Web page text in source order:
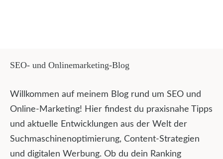
SEO- und Onlinemarketing-Blog
Willkommen auf meinem Blog rund um SEO und
Online-Marketing! Hier findest du praxisnahe Tipps
und aktuelle Entwicklungen aus der Welt der
Suchmaschinenoptimierung, Content-Strategien
und digitalen Werbung. Ob du dein Ranking